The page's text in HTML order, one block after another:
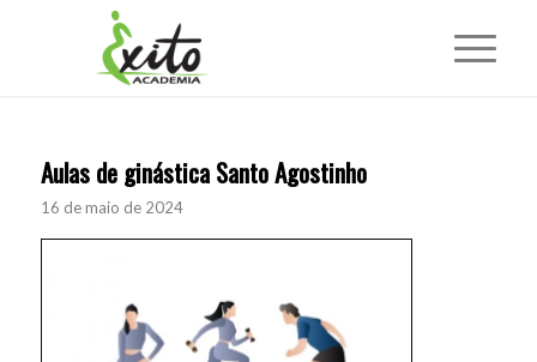
Aulas de ginástica Santo Agostinho
16 de maio de 2024